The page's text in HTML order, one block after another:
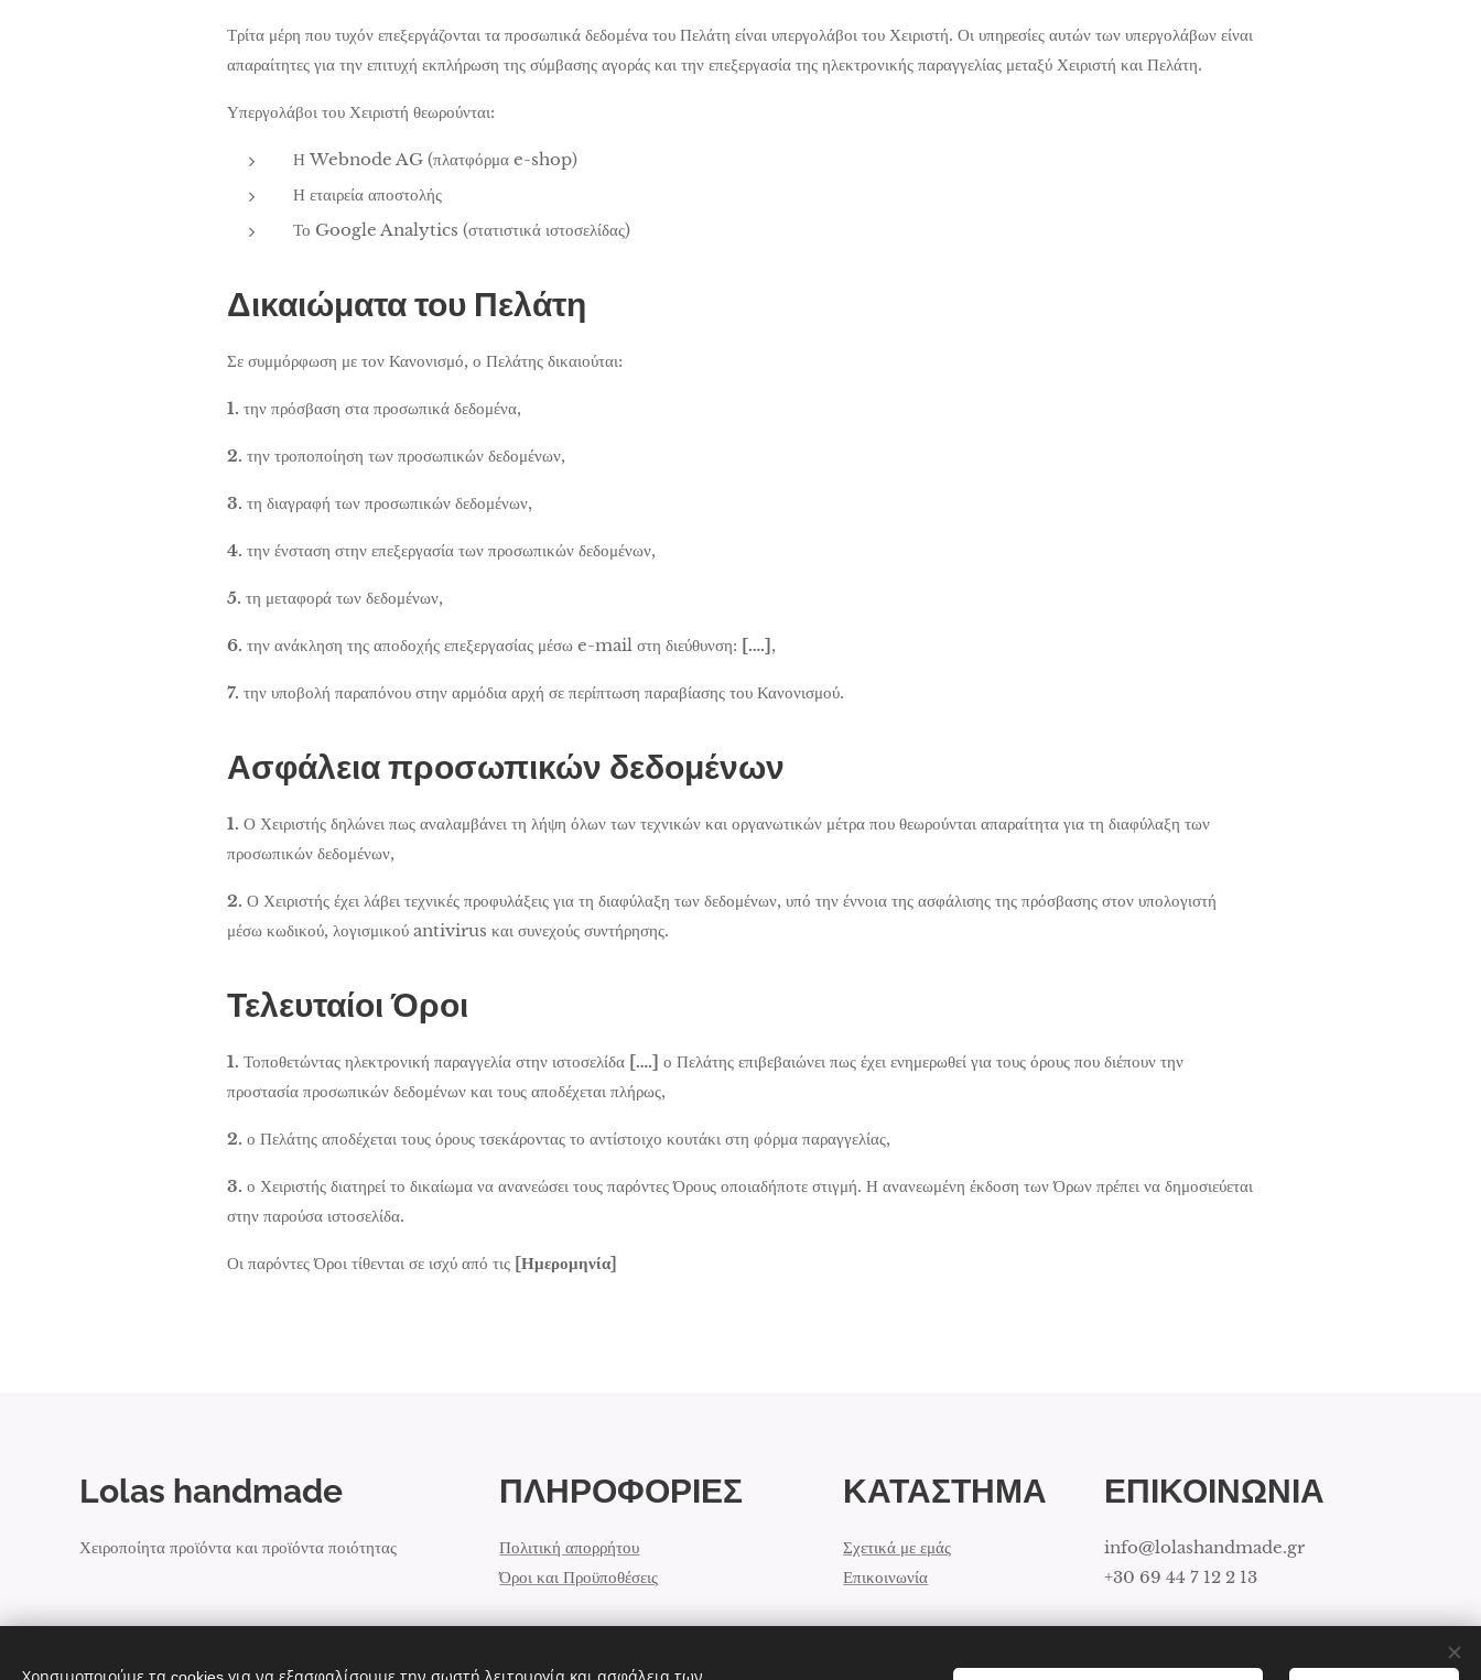
Τρίτα μέρη που τυχόν επεξεργάζονται τα προσωπικά δεδομένα του Πελάτη είναι υπεργολάβοι του Χειριστή. Οι υπηρεσίες αυτών των υπεργολάβων είναι
απαραίτητες για την επιτυχή εκπλήρωση της σύμβασης αγοράς και την επεξεργασία της ηλεκτρονικής παραγγελίας μεταξύ Χειριστή και Πελάτη.
Υπεργολάβοι του Χειριστή θεωρούνται:
Η Webnode AG (πλατφόρμα e-shop)
Η εταιρεία αποστολής
Το Google Analytics (στατιστικά ιστοσελίδας)
Δικαιώματα του Πελάτη
Σε συμμόρφωση με τον Κανονισμό, ο Πελάτης δικαιούται:
1. την πρόσβαση στα προσωπικά δεδομένα,
2. την τροποποίηση των προσωπικών δεδομένων,
3. τη διαγραφή των προσωπικών δεδομένων,
4. την ένσταση στην επεξεργασία των προσωπικών δεδομένων,
5. τη μεταφορά των δεδομένων,
6. την ανάκληση της αποδοχής επεξεργασίας μέσω e-mail στη διεύθυνση: [….],
7. την υποβολή παραπόνου στην αρμόδια αρχή σε περίπτωση παραβίασης του Κανονισμού.
Ασφάλεια προσωπικών δεδομένων
1. Ο Χειριστής δηλώνει πως αναλαμβάνει τη λήψη όλων των τεχνικών και οργανωτικών μέτρα που θεωρούνται απαραίτητα για τη διαφύλαξη των
προσωπικών δεδομένων,
2. Ο Χειριστής έχει λάβει τεχνικές προφυλάξεις για τη διαφύλαξη των δεδομένων, υπό την έννοια της ασφάλισης της πρόσβασης στον υπολογιστή
μέσω κωδικού, λογισμικού antivirus και συνεχούς συντήρησης.
Τελευταίοι Όροι
1. Τοποθετώντας ηλεκτρονική παραγγελία στην ιστοσελίδα [….] ο Πελάτης επιβεβαιώνει πως έχει ενημερωθεί για τους όρους που διέπουν την
προστασία προσωπικών δεδομένων και τους αποδέχεται πλήρως,
2. ο Πελάτης αποδέχεται τους όρους τσεκάροντας το αντίστοιχο κουτάκι στη φόρμα παραγγελίας,
3. ο Χειριστής διατηρεί το δικαίωμα να ανανεώσει τους παρόντες Όρους οποιαδήποτε στιγμή. Η ανανεωμένη έκδοση των Όρων πρέπει να δημοσιεύεται
στην παρούσα ιστοσελίδα.
Οι παρόντες Όροι τίθενται σε ισχύ από τις [Ημερομηνία]
Lolas handmade
Χειροποίητα προϊόντα και προϊόντα ποιότητας
ΠΛΗΡΟΦΟΡΙΕΣ
Πολιτική απορρήτου
Όροι και Προϋποθέσεις
ΚΑΤΑΣΤΗΜΑ
Σχετικά με εμάς
Επικοινωνία
ΕΠΙΚΟΙΝΩΝΙΑ
info@lolashandmade.gr
+30 69 44 7 12 2 13